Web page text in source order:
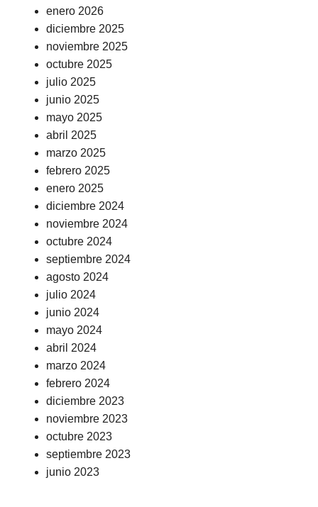
enero 2026
diciembre 2025
noviembre 2025
octubre 2025
julio 2025
junio 2025
mayo 2025
abril 2025
marzo 2025
febrero 2025
enero 2025
diciembre 2024
noviembre 2024
octubre 2024
septiembre 2024
agosto 2024
julio 2024
junio 2024
mayo 2024
abril 2024
marzo 2024
febrero 2024
diciembre 2023
noviembre 2023
octubre 2023
septiembre 2023
junio 2023